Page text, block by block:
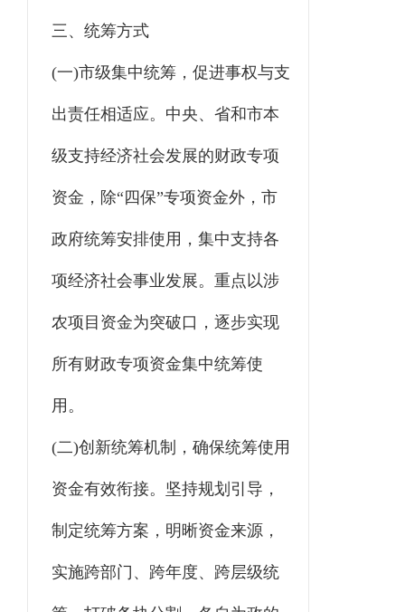
三、统筹方式
(一)市级集中统筹，促进事权与支
出责任相适应。中央、省和市本
级支持经济社会发展的财政专项
资金，除“四保”专项资金外，市
政府统筹安排使用，集中支持各
项经济社会事业发展。重点以涉
农项目资金为突破口，逐步实现
所有财政专项资金集中统筹使
用。
(二)创新统筹机制，确保统筹使用
资金有效衔接。坚持规划引导，
制定统筹方案，明晰资金来源，
实施跨部门、跨年度、跨层级统